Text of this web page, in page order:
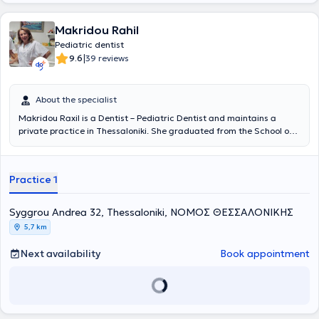
Makridou Rahil
Pediatric dentist
9.6|39 reviews
About the specialist
Makridou Raxil is a Dentist – Pediatric Dentist and maintains a
private practice in Thessaloniki. She graduated from the School of
postgraduate training in pediatric dentistry at the School of
England. She possesses extensive academic and professional
experience in the field and her practice caters to the needs of both
children and adults.
Practice 1
Syggrou Andrea 32, Thessaloniki, ΝΟΜΟΣ ΘΕΣΣΑΛΟΝΙΚΗΣ
5,7 km
Next availability Book appointment